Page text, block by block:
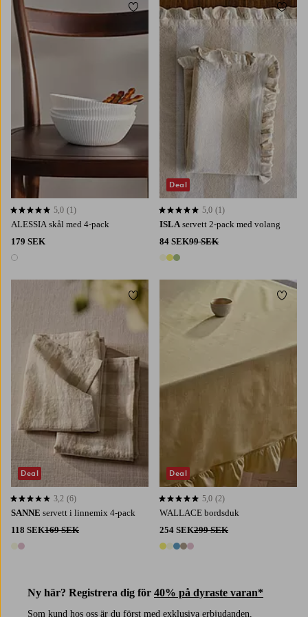
ALESSIA skål med 4-pack
179 SEK
1 färg
5,0 baserat på 1 st betyg
5,0 (1)
Lägg till i favoriter
ISLA servett 2-pack med volang
84 SEK99 SEK
3 färger
5,0 baserat på 1 st betyg
5,0 (1)
Deal
Lägg
SANNE servett i linnemix 4-pack
118 SEK169 SEK
2 färger
3,2 baserat på 6 st betyg
3,2 (6)
Deal
Lägg till i favoriter
Ny här? Registrera dig för 40% på dyraste varan*
Som kund hos oss är du först med exklusiva erbjudanden,
WALLACE bordsduk
254 SEK299 SEK
5 färger
5,0 baserat på 2 st betyg
5,0 (2)
Deal
Lägg
250300